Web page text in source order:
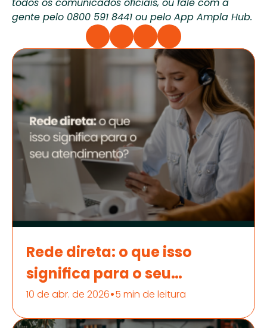
gente pelo 0800 591 8441 ou pelo App Ampla Hub.
Rede direta: o que isso
significa para o seu
atendimento?
10 de abr. de 2026•5 min de leitura